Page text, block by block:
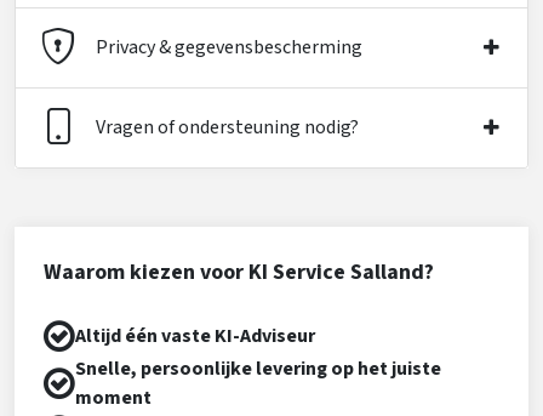
Privacy & gegevensbescherming
Vragen of ondersteuning nodig?
Waarom kiezen voor KI Service Salland?
Altijd één vaste KI-Adviseur
Snelle, persoonlijke levering op het juiste
moment